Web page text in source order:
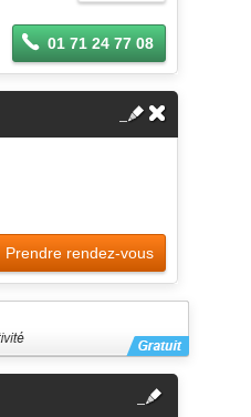
01 71 24 77 08
Prendre rendez-vous
fermer